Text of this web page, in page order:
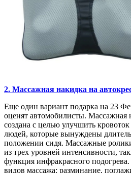
2. Массажная накидка на
Еще один вариант подарка на 23
оценят автомобилисты. Массажная
создана с целью улучшить
людей, которые вынуждены
положении сидя. Массажные
из трех уровней интенсивности,
функция инфракрасного
видов массажа: разминание,